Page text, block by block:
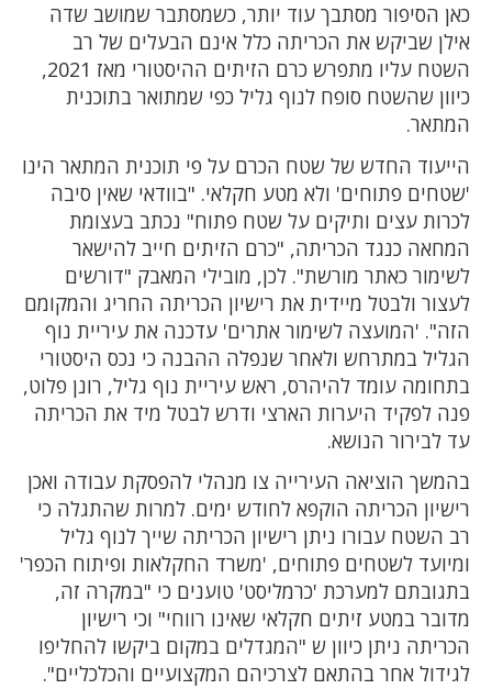
כאן הסיפור מסתבך עוד יותר, כשמסתבר שמושב שדה
אילן שביקש את הכריתה כלל אינם הבעלים של רב
השטח עליו מתפרש כרם הזיתים ההיסטורי מאז 2021,
כיוון שהשטח סופח לנוף גליל כפי שמתואר בתוכנית
המתאר.
הייעוד החדש של שטח הכרם על פי תוכנית המתאר הינו
'שטחים פתוחים' ולא מטע חקלאי. "בוודאי שאין סיבה
לכרות עצים ותיקים על שטח פתוח" נכתב בעצומת
המחאה כנגד הכריתה, "כרם הזיתים חייב להישאר
לשימור כאתר מורשת". לכן, מובילי המאבק "דורשים
לעצור ולבטל מיידית את רישיון הכריתה החריג והמקומם
הזה". 'המועצה לשימור אתרים' עדכנה את עיריית נוף
הגליל במתרחש ולאחר שנפלה ההבנה כי נכס היסטורי
בתחומה עומד להיהרס, ראש עיריית נוף גליל, רונן פלוט,
פנה לפקיד היערות הארצי ודרש לבטל מיד את הכריתה
עד לבירור הנושא.
בהמשך הוציאה העירייה צו מנהלי להפסקת עבודה ואכן
רישיון הכריתה הוקפא לחודש ימים. למרות שהתגלה כי
רב השטח עבורו ניתן רישיון הכריתה שייך לנוף גליל
ומיועד לשטחים פתוחים, 'משרד החקלאות ופיתוח הכפר'
בתגובתם למערכת 'כרמליסט' טוענים כי "במקרה זה,
מדובר במטע זיתים חקלאי שאינו רווחי" וכי רישיון
הכריתה ניתן כיוון ש "המגדלים במקום ביקשו להחליפו
לגידול אחר בהתאם לצרכיהם המקצועיים והכלכליים".